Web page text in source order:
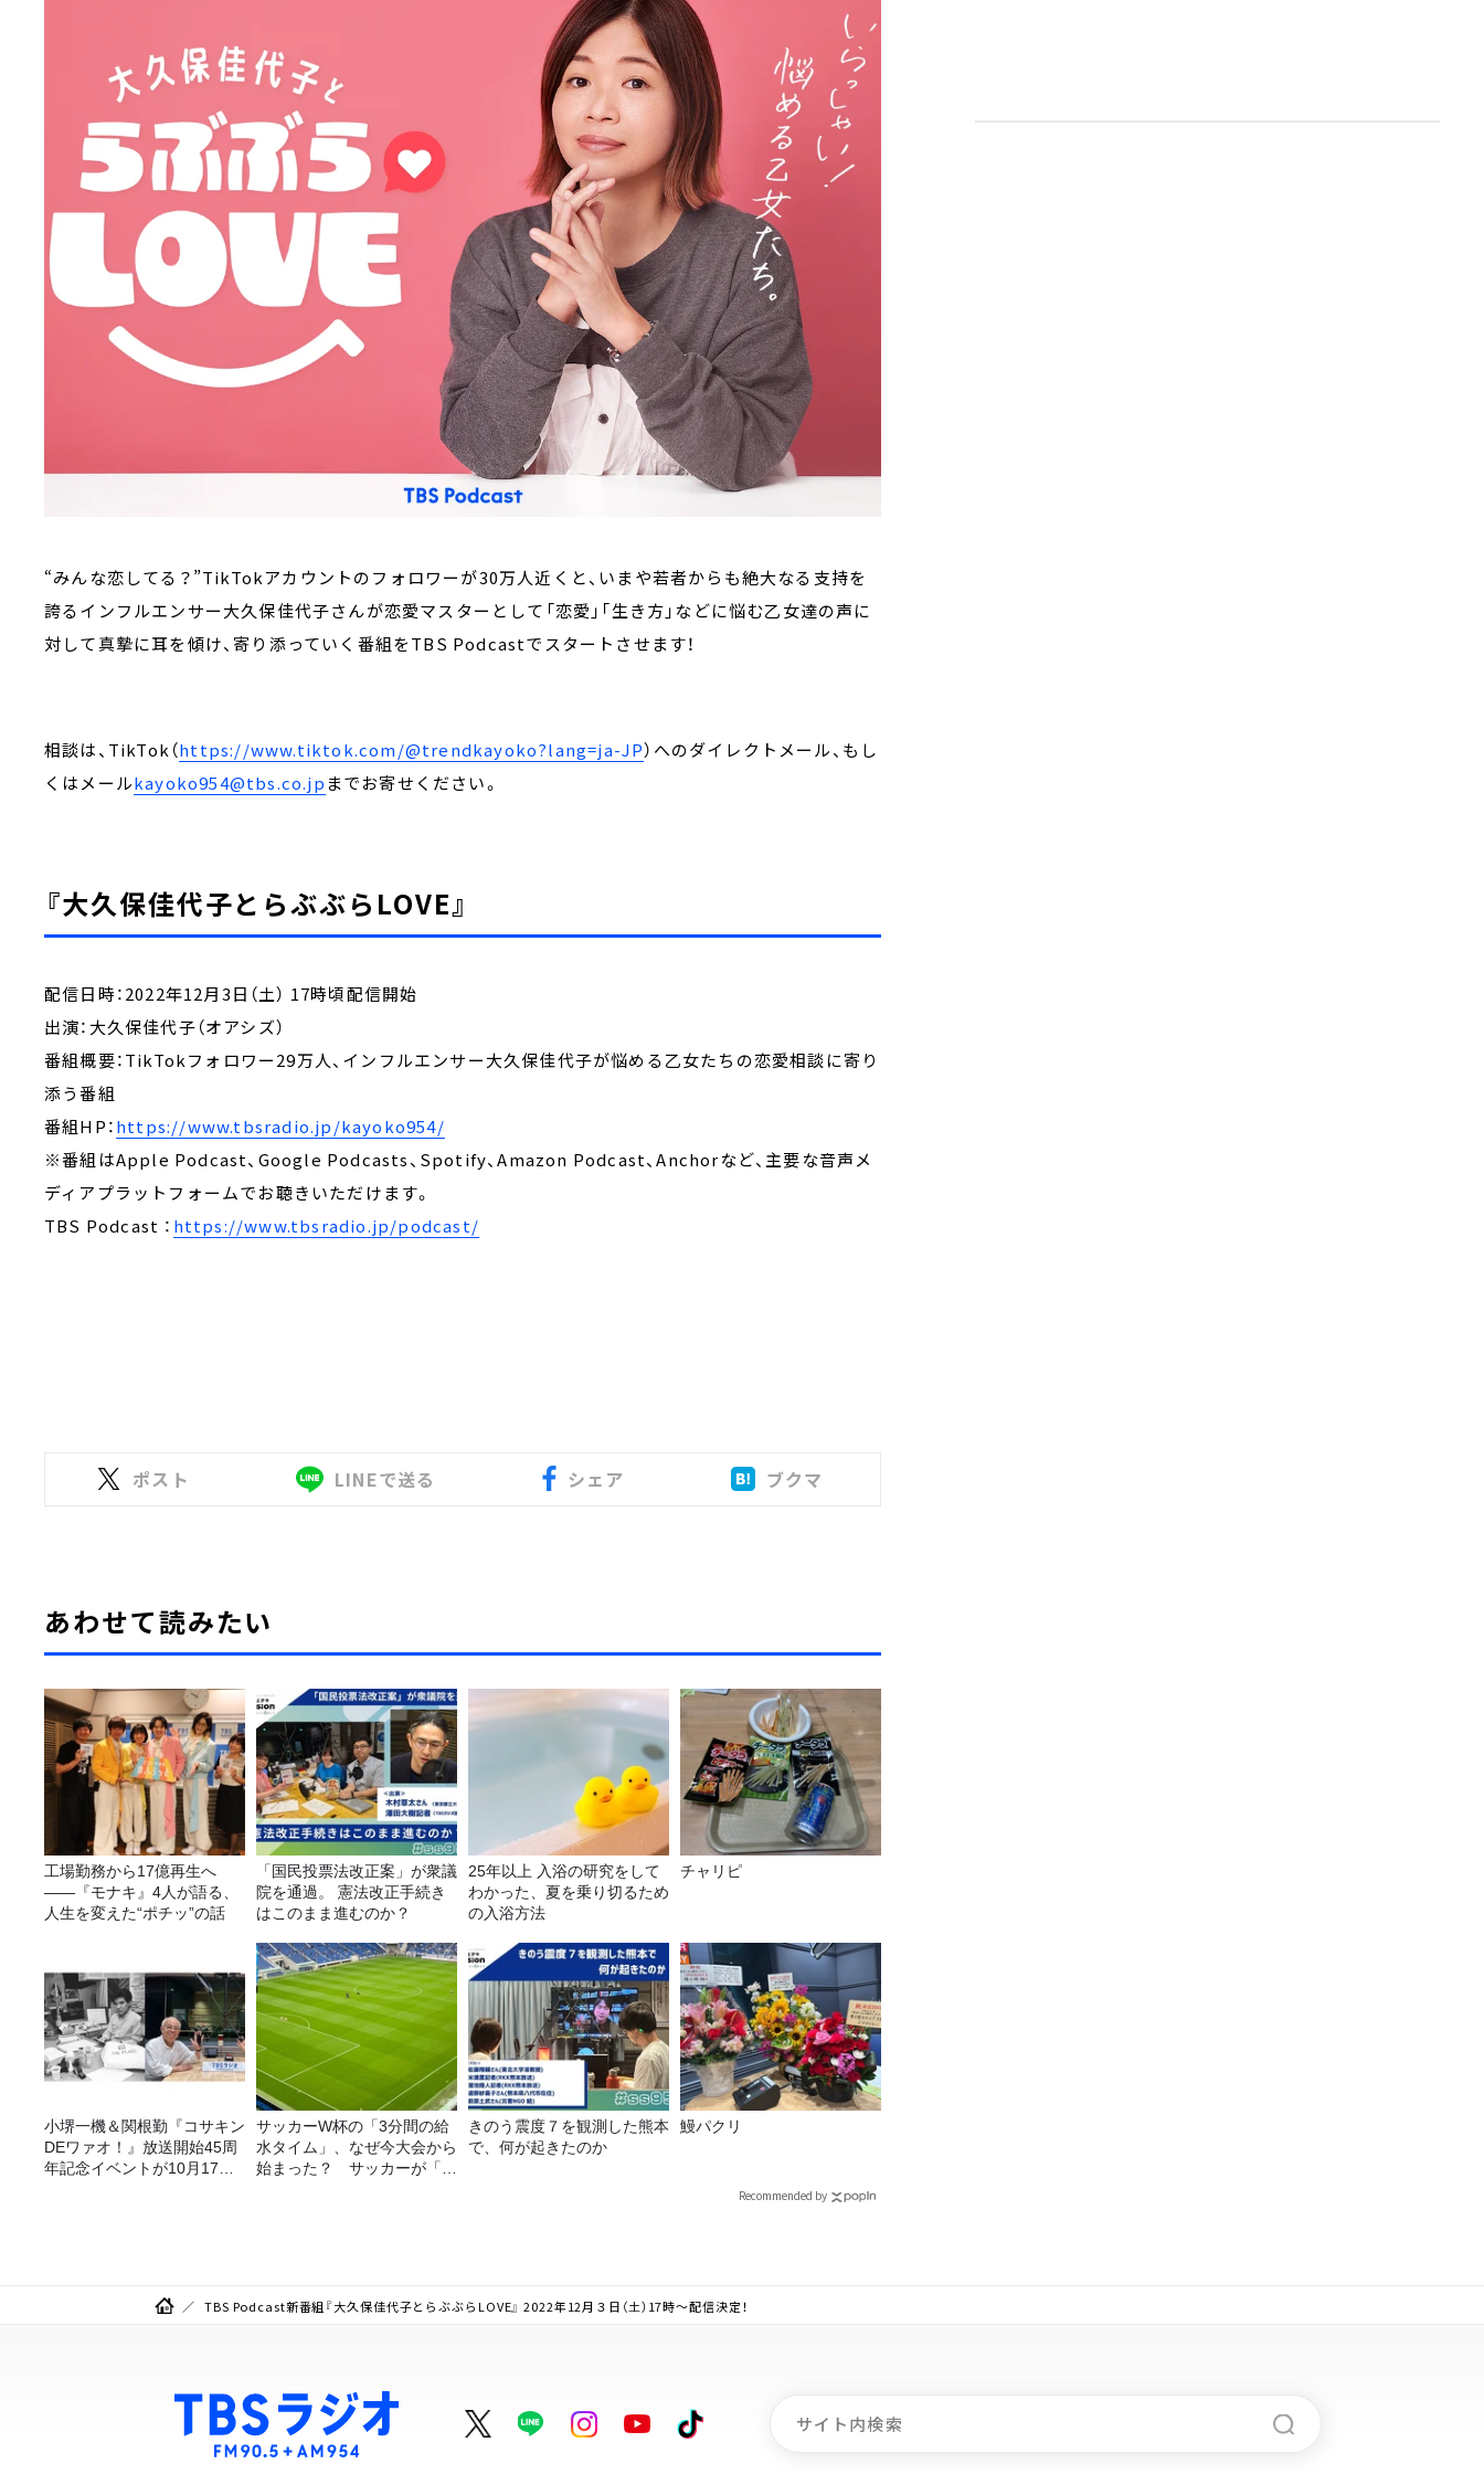
“みんな恋してる？”TikTokアカウントのフォロワーが30万人近くと、いまや若者からも絶大なる支持を
誇るインフルエンサー大久保佳代子さんが恋愛マスターとして「恋愛」「生き方」などに悩む乙女達の声に
対して真摯に耳を傾け、寄り添っていく番組をTBS Podcastでスタートさせます！
相談は、TikTok（https://www.tiktok.com/@trendkayoko?lang=ja-JP）へのダイレクトメール、もし
くはメールkayoko954@tbs.co.jp までお寄せください。
『大久保佳代子とらぶぶらLOVE』
配信日時：2022年12月3日（土） 17時頃配信開始
出演：大久保佳代子（オアシズ）
番組概要：TikTokフォロワー29万人、インフルエンサー大久保佳代子が悩める乙女たちの恋愛相談に寄り
添う番組
番組HP：https://www.tbsradio.jp/kayoko954/
※番組はApple Podcast、Google Podcasts、Spotify、Amazon Podcast、Anchorなど、主要な音声メ
ディアプラットフォームでお聴きいただけます。
TBS Podcast ： https://www.tbsradio.jp/podcast/
ポスト LINEで送る シェア ブクマ
あわせて読みたい
工場勤務から17億再生へ
——『モナキ』4人が語る、
人生を変えた“ポチッ”の話
「国民投票法改正案」が衆議
院を通過。 憲法改正手続き
はこのまま進むのか？
25年以上 入浴の研究をして
わかった、夏を乗り切るため
の入浴方法
チャリピ
小堺一機＆関根勤『コサキン
DEワァオ！』放送開始45周
年記念イベントが10月17日
サッカーW杯の「3分間の給
水タイム」、なぜ今大会から
始まった？ サッカーが「お
きのう震度７を観測した熊本
で、何が起きたのか
鰻パクリ
Recommended by
TBS Podcast新番組『大久保佳代子とらぶぶらLOVE』 2022年12月３日（土）17時～配信決定！